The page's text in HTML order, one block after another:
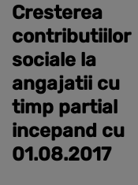
Cresterea
contributiilor
sociale la
angajatii cu
timp partial
incepand cu
01.08.2017